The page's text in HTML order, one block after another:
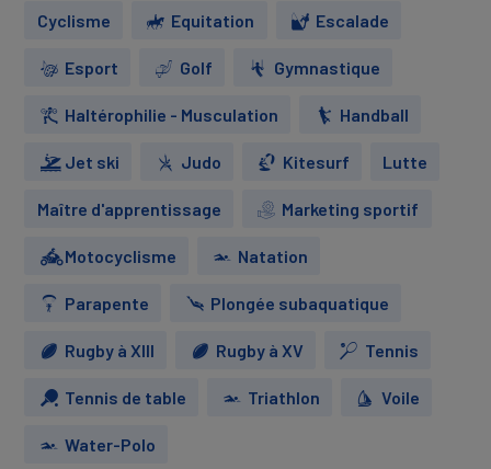
Cyclisme Equitation Escalade
Esport Golf Gymnastique
Haltérophilie - Musculation Handball
Jet ski Judo Kitesurf Lutte
Maître d'apprentissage Marketing sportif
Motocyclisme Natation
Parapente Plongée subaquatique
Rugby à XIII Rugby à XV Tennis
Tennis de table Triathlon Voile
Water-Polo